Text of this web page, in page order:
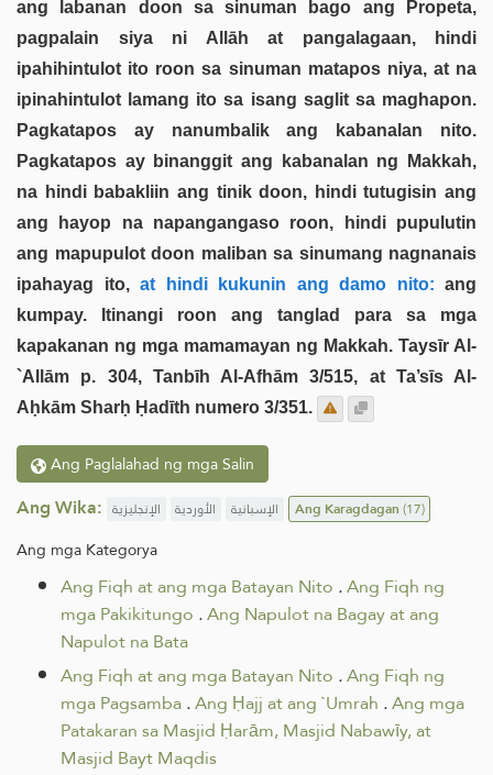
ang labanan doon sa sinuman bago ang Propeta,
pagpalain siya ni Allāh at pangalagaan, hindi
ipahihintulot ito roon sa sinuman matapos niya, at na
ipinahintulot lamang ito sa isang saglit sa maghapon.
Pagkatapos ay nanumbalik ang kabanalan nito.
Pagkatapos ay binanggit ang kabanalan ng Makkah,
na hindi babakliin ang tinik doon, hindi tutugisin ang
ang hayop na napangangaso roon, hindi pupulutin
ang mapupulot doon maliban sa sinumang nagnanais
ipahayag ito,at hindi kukunin ang damo nito: ang
kumpay. Itinangi roon ang tanglad para sa mga
kapakanan ng mga mamamayan ng Makkah. Taysīr Al-
`Allām p. 304, Tanbīh Al-Afhām 3/515, at Ta’sīs Al-
Aḥkām Sharḥ Ḥadīth numero 3/351.
Ang Paglalahad ng mga Salin
Ang Wika: الإنجليزية الأوردية الإسبانية Ang Karagdagan(17)
Ang mga Kategorya
Ang Fiqh at ang mga Batayan Nito .Ang Fiqh ng
mga Pakikitungo .Ang Napulot na Bagay at ang
Napulot na Bata
Ang Fiqh at ang mga Batayan Nito .Ang Fiqh ng
mga Pagsamba.Ang Ḥajj at ang `Umrah .Ang mga
Patakaran sa Masjid Ḥarām, Masjid Nabawīy, at
Masjid Bayt Maqdis